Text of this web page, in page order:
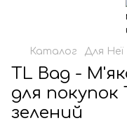
Каталог Для Неї
TL Bag -
для покупок
зелений